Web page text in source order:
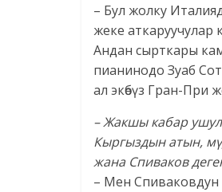
– Бул жолку
жеке
Андан сырткары
пианинодо Зуаб
ал экөбүз Гран-При
– Жакшы кабар ушул
Кыргыздын атын,
жана Спиваков
– Мен